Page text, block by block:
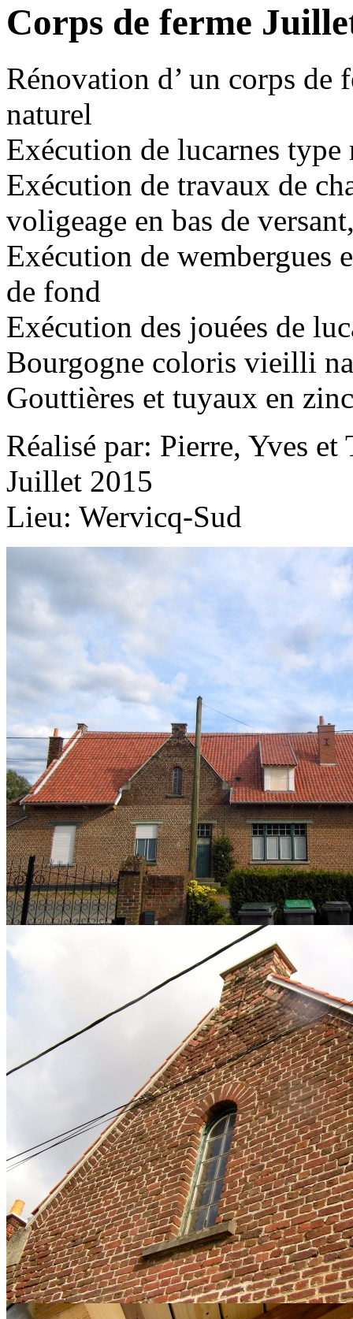
Corps de ferme
Rénovation d’ un corps de
naturel
Exécution de lucarnes type
Exécution de travaux de
voligeage en bas de
Exécution de wembergues
de fond
Exécution des jouées de
Bourgogne coloris vieilli
Gouttières et tuyaux en
Réalisé par: Pierre, Yves et
Juillet 2015
Lieu: Wervicq-Sud